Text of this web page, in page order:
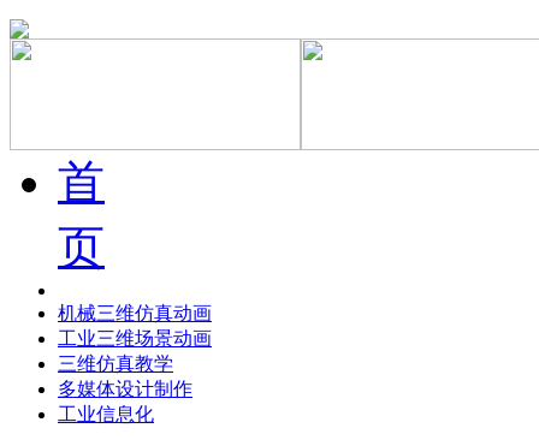
首
页
机械三维仿真动画
工业三维场景动画
三维仿真教学
多媒体设计制作
工业信息化